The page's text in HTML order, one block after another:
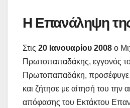
Η Επανάληψη
Στις 20 Ιανουαρίου 2008 ο
Πρωτοπαπαδάκης, εγγονός
Πρωτοπαπαδάκη, προσέφυγε
και ζήτησε με αίτησή του την
απόφασης του Εκτάκτου